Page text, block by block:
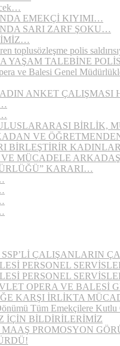
EMEKÇİ KIYIMI…
SARI ZARF ŞOKU…
toplusözleşme polis
YAŞAM TALEBİNE
ve Balesi Genel
ANKET ÇALIŞMASI
BİRLİK,
VE
BİRLEŞTİRİR
MÜCADELE
KARARI…
ÇALIŞANLARIN
PERSONEL
PERSONEL
OPERA VE
KARŞI İRLİKTA
Tüm Emekçilere Kutlu
İÇİN BİLDİRİLERİMİZ
PROMOSYON